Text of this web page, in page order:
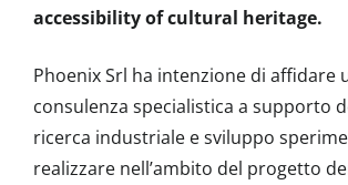
accessibility of cultural heritage.
Phoenix Srl ha intenzione di affidare
consulenza specialistica a supporto
ricerca industriale e sviluppo
realizzare nell’ambito del progetto